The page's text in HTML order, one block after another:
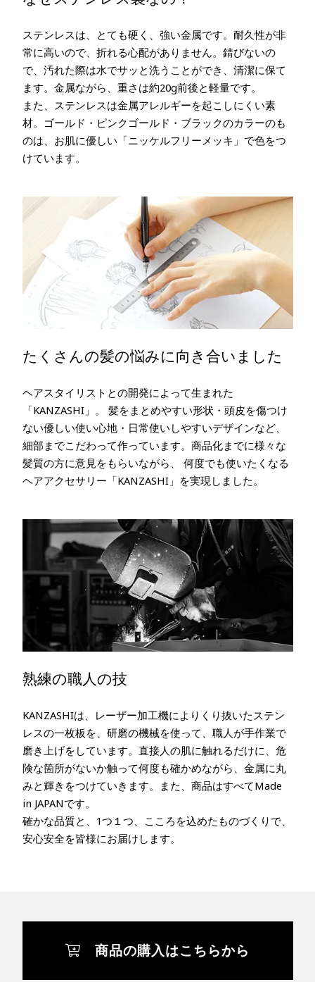
ステンレスは、とても硬く、強い金属です。耐久性が非
常に高いので、折れる心配がありません。錆びないの
で、汚れた際は水でサッと洗うことができ、清潔に保て
ます。金属ながら、重さは約20g前後と軽量です。
また、ステンレスは金属アレルギーを起こしにくい素
材。ゴールド・ピンクゴールド・ブラックのカラーのも
のは、お肌に優しい「ニッケルフリーメッキ」で色をつ
けています。
たくさんの髪の悩みに向き合いました
ヘアスタイリストとの開発によって生まれた
「KANZASHI」。 髪をまとめやすい形状・頭皮を傷つけ
ない優しい使い心地・日常使いしやすいデザインなど、
細部までこだわって作っています。商品化までに様々な
髪質の方に意見をもらいながら、 何度でも使いたくなる
ヘアアクセサリー「KANZASHI」を実現しました。
熟練の職人の技
KANZASHIは、レーザー加工機によりくり抜いたステン
レスの一枚板を、研磨の機械を使って、職人が手作業で
磨き上げをしています。直接人の肌に触れるだけに、危
険な箇所がないか触って何度も確かめながら、金属に丸
みと輝きをつけていきます。また、商品はすべてMade
in JAPANです。
確かな品質と、1つ１つ、こころを込めたものづくりで、
安心安全を皆様にお届けします。
商品の購入はこちらから